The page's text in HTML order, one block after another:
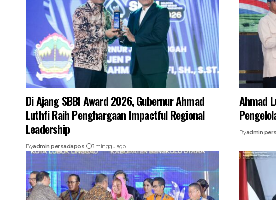
Di Ajang SBBI Award 2026, Gubernur Ahmad
Luthfi Raih Penghargaan Impactful Regional
Leadership
Byadmin persadapos 3 minggu ago
Ahmad
Byadmin